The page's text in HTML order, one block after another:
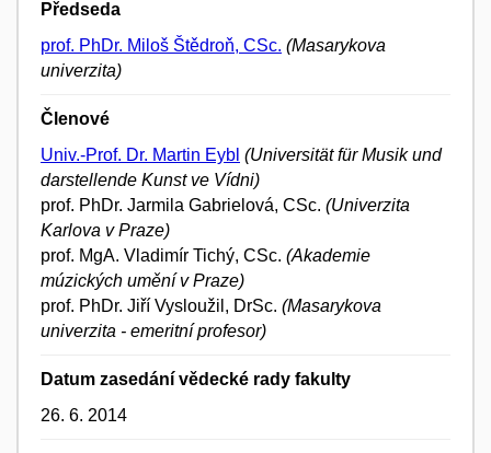
Předseda
prof. PhDr. Miloš Štědroň, CSc. (Masarykova
univerzita)
Členové
Univ.-Prof. Dr. Martin Eybl (Universität für Musik und
darstellende Kunst ve Vídni)
prof. PhDr. Jarmila Gabrielová, CSc. (Univerzita
Karlova v Praze)
prof. MgA. Vladimír Tichý, CSc. (Akademie
múzických umění v Praze)
prof. PhDr. Jiří Vysloužil, DrSc. (Masarykova
univerzita - emeritní profesor)
Datum zasedání vědecké rady fakulty
26. 6. 2014